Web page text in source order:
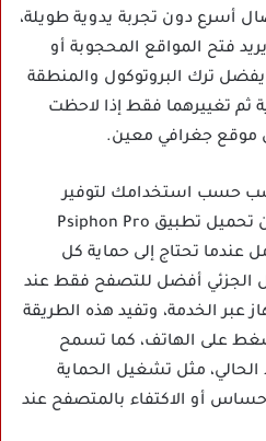
أسرع دون تجربة يدوية طويلة،
فتح المواقع المحجوبة أو
ترك البروتوكول والمنطقة
ثم تغييرهما فقط إذا لاحظت
موقع جغرافي معين.
حسب استخدامك لتوفير
البيانات والبطارية، حيث يمكن تحميل تطبيق Psiphon Pro
عندما تحتاج إلى حماية كل
الجزئي أفضل للتصفح فقط عند
عبر الخدمة، وتفيد هذه الطريقة
على الهاتف، كما تسمح
مثل تشغيل الحماية
أو الاكتفاء بالمتصفح عند